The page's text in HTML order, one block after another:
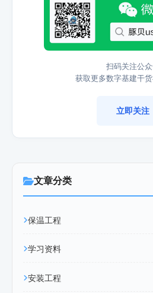
扫码关注公
获取更多数字基建干
立即关注
文章分类
保温工程
学习资料
安装工程